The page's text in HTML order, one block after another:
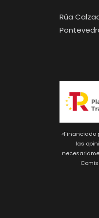
Rúa
«Financiado
las